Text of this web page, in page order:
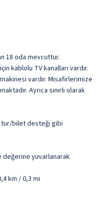
18 oda mevcuttur.
kablolu TV kanalları vardır.
vardır. Misafirlerimize
Ayrıca sınırlı olarak
tur/bilet desteği gibi
değerine yuvarlanarak
km / 0,3 mi